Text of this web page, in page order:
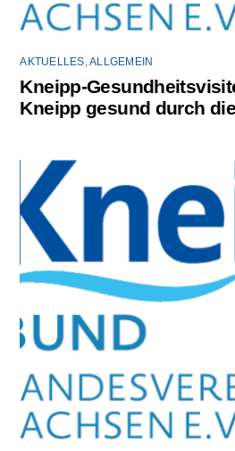
AKTUELLES ,ALLGEMEIN
Kneipp-
Kneipp gesund durch